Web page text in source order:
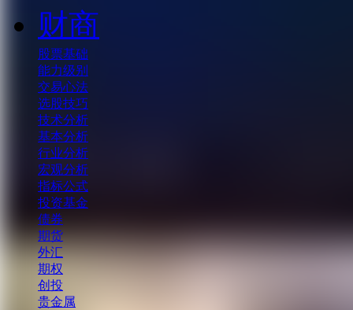
财商
股票基础
能力级别
交易心法
选股技巧
技术分析
基本分析
行业分析
宏观分析
指标公式
投资基金
债券
期货
外汇
期权
创投
贵金属